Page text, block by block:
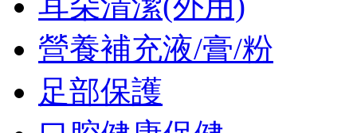
營養補充液/膏/粉
足部保護